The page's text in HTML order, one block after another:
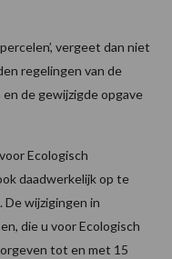
vergeet dan niet
regelingen van de
de gewijzigde opgave
Ecologisch
daadwerkelijk op te
wijzigingen in
die u voor Ecologisch
tot en met 15